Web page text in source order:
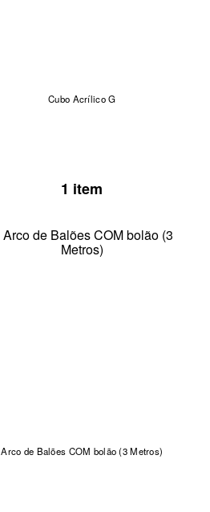
Cubo Acrílico G
1 item
Arco de Balões COM bolão (3 Metros)